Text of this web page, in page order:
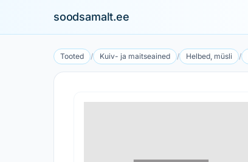
soodsamalt.ee
Tooted / Kuiv- ja maitseained / Helbed, müsli /